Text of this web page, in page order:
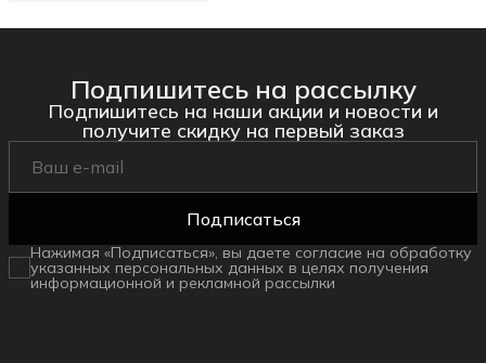
Подпишитесь на рассылку
Подпишитесь на наши акции и новости и
получите скидку на первый заказ
Подписаться
Нажимая «Подписаться», вы даете согласие на обработку
указанных персональных данных в целях получения
информационной и рекламной рассылки